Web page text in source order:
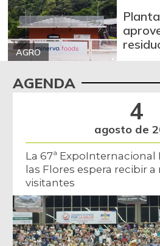
AGRO
AGENDA
4
agosto de
La 67ª ExpoInternacional
las Flores espera recibir a
visitantes